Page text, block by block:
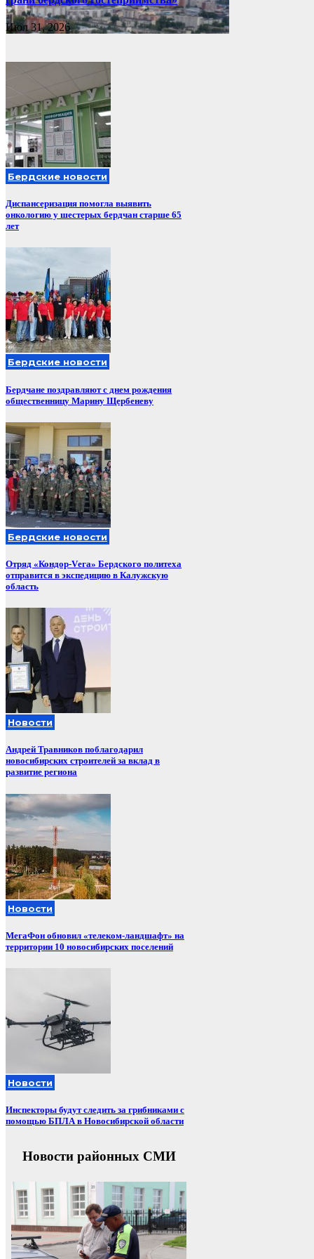
Июл 31, 2026
Бердские новости
Диспансеризация помогла выявить
онкологию у шестерых бердчан старше 65
лет
Бердские новости
Бердчане поздравляют с днем рождения
общественницу Марину Щербеневу
Бердские новости
Отряд «Кондор-Vега» Бердского политеха
отправится в экспедицию в Калужскую
область
Новости
Андрей Травников поблагодарил
новосибирских строителей за вклад в
развитие региона
Новости
МегаФон обновил «телеком-ландшафт» на
территории 10 новосибирских поселений
Новости
Инспекторы будут следить за грибниками с
помощью БПЛА в Новосибирской области